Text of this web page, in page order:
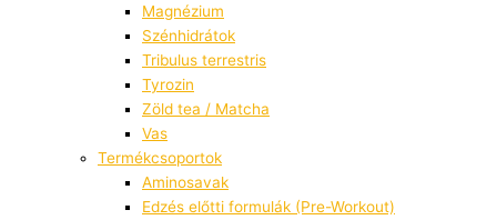
Magnézium
Szénhidrátok
Tribulus terrestris
Tyrozin
Zöld tea / Matcha
Vas
Termékcsoportok
Aminosavak
Edzés előtti formulák (Pre-Workout)